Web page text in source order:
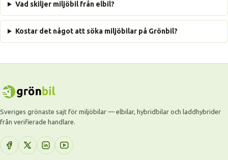
Vad skiljer miljöbil från elbil?
Kostar det något att söka miljöbilar på Grönbil?
Sveriges grönaste sajt för miljöbilar — elbilar, hybridbilar och laddhybrider
från verifierade handlare.